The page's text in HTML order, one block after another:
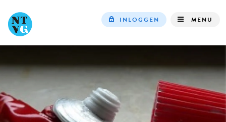
INLOGGEN MENU